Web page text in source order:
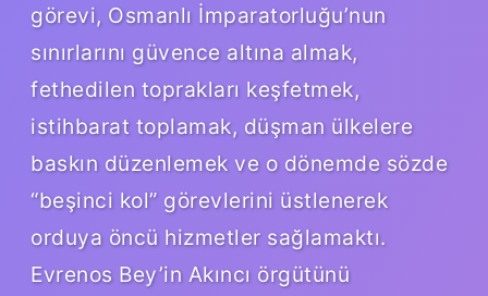
görevi, Osmanlı İmparatorluğu’nun
sınırlarını güvence altına almak,
fethedilen toprakları keşfetmek,
istihbarat toplamak, düşman ülkelere
baskın düzenlemek ve o dönemde sözde
“beşinci kol” görevlerini üstlenerek
orduya öncü hizmetler sağlamaktı.
Evrenos Bey’in Akıncı örgütünü